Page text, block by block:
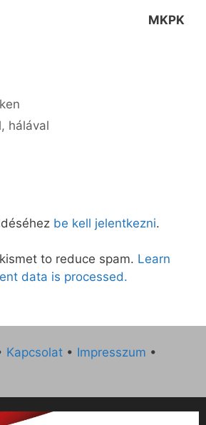
MKPK
hálával
be kell jelentkezni.
to reduce spam. Learn
data is processed.
Kapcsolat • Impresszum •